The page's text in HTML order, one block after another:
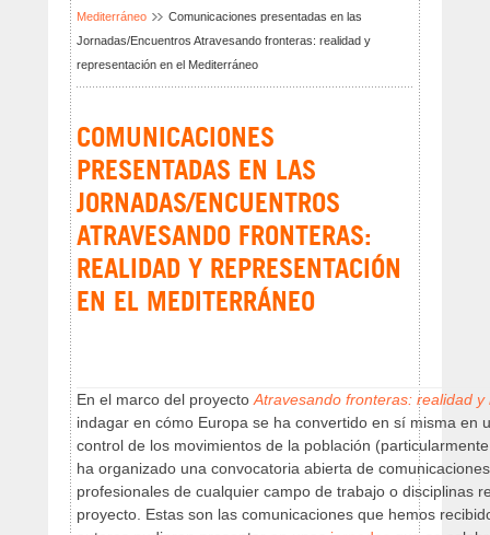
Mediterráneo
Comunicaciones presentadas en las
Jornadas/Encuentros Atravesando fronteras: realidad y
representación en el Mediterráneo
COMUNICACIONES
PRESENTADAS EN LAS
JORNADAS/ENCUENTROS
ATRAVESANDO FRONTERAS:
REALIDAD Y REPRESENTACIÓN
EN EL MEDITERRÁNEO
En el marco del proyecto Atravesando fronteras: realidad
indagar en cómo Europa se ha convertido en sí misma en
control de los movimientos de la población
ha organizado una convocatoria abierta de
profesionales de cualquier campo de trabajo o disciplinas
proyecto. Estas son las comunicaciones que hemos